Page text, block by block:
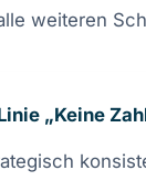
weiteren
„Keine